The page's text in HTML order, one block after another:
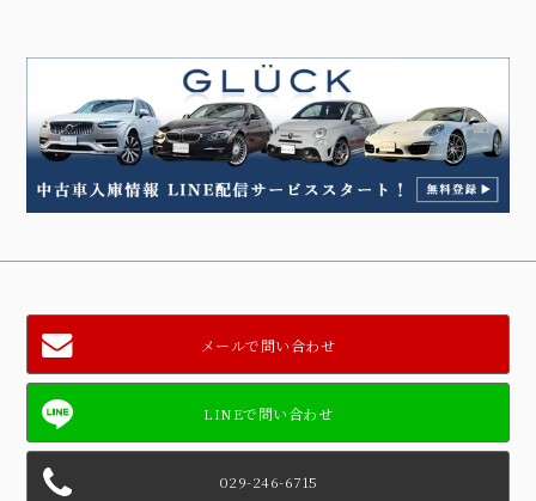
メールで問い合わせ
029-246-6715